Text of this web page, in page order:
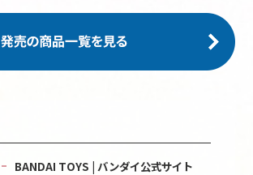
BANDAI TOYS | バンダイ公式サイト